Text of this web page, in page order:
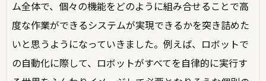
ム全体で、個々の機能をどのように組み合せることで高
度な作業ができるシステムが実現できるかを突き詰めた
いと思うようになっていきました。例えば、ロボットで
の自動化に際して、ロボットがすべてを自律的に実行す